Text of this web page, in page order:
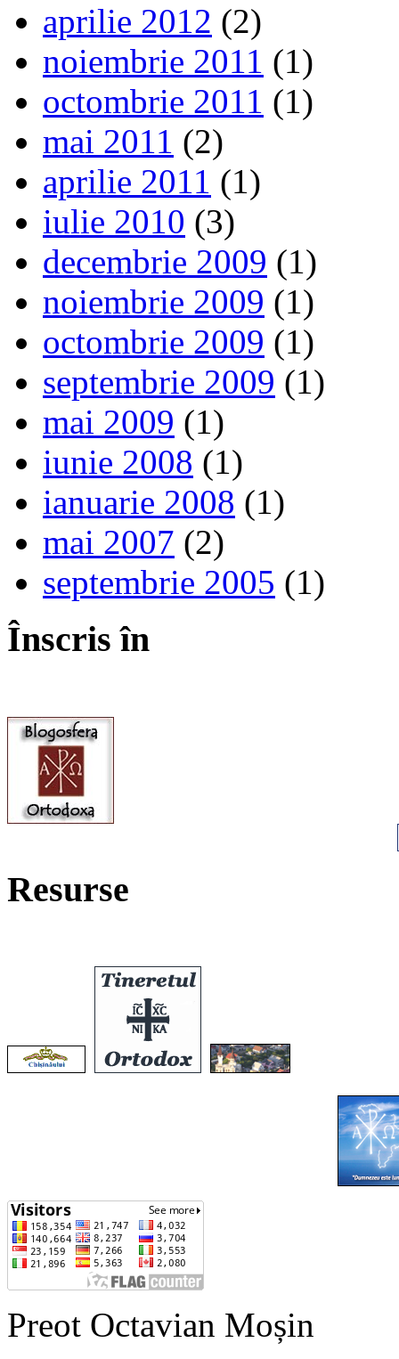
aprilie 2012 (2)
noiembrie 2011 (1)
octombrie 2011 (1)
mai 2011 (2)
aprilie 2011 (1)
iulie 2010 (3)
decembrie 2009 (1)
noiembrie 2009 (1)
octombrie 2009 (1)
septembrie 2009 (1)
mai 2009 (1)
iunie 2008 (1)
ianuarie 2008 (1)
mai 2007 (2)
septembrie 2005 (1)
Înscris în
Resurse
Preot Octavian Moșin